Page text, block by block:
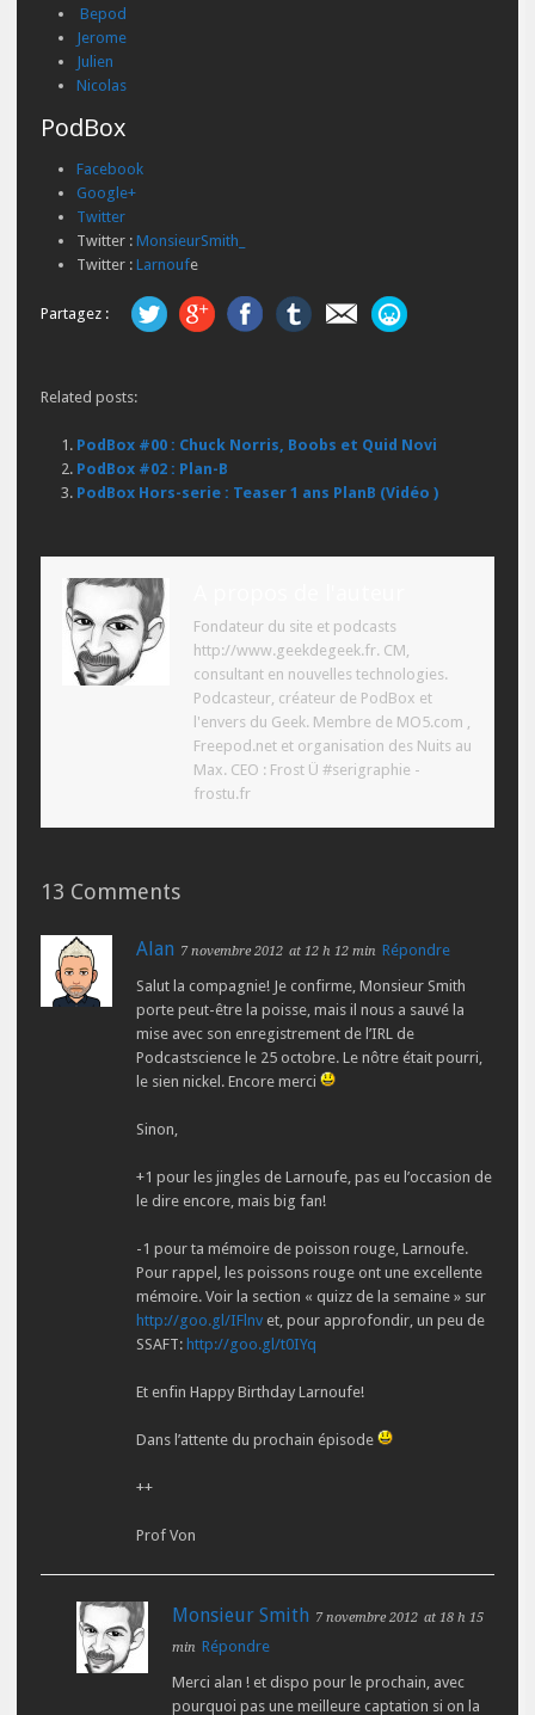
Bepod
Jerome
Julien
Nicolas
PodBox
Facebook
Google+
Twitter
Twitter : MonsieurSmith_
Twitter : Larnoufe
Partagez :
Related posts:
PodBox #00 : Chuck Norris, Boobs et Quid Novi
PodBox #02 : Plan-B
PodBox Hors-serie : Teaser 1 ans PlanB (Vidéo )
Fondateur du site et podcasts
http://www.geekdegeek.fr. CM,
consultant en nouvelles technologies.
Podcasteur, créateur de PodBox et
l'envers du Geek. Membre de MO5.com ,
Freepod.net et organisation des Nuits au
Max. CEO : Frost Ü #serigraphie -
frostu.fr
13 Comments
Alan 7 novembre 2012 at 12 h 12 min Répondre
Salut la compagnie! Je confirme, Monsieur Smith
porte peut-être la poisse, mais il nous a sauvé la
mise avec son enregistrement de l’IRL de
Podcastscience le 25 octobre. Le nôtre était pourri,
le sien nickel. Encore merci
Sinon,
+1 pour les jingles de Larnoufe, pas eu l’occasion de
le dire encore, mais big fan!
-1 pour ta mémoire de poisson rouge, Larnoufe.
Pour rappel, les poissons rouge ont une excellente
mémoire. Voir la section « quizz de la semaine » sur
http://goo.gl/IFlnv et, pour approfondir, un peu de
SSAFT: http://goo.gl/t0IYq
Et enfin Happy Birthday Larnoufe!
Dans l’attente du prochain épisode
++
Prof Von
Monsieur Smith 7 novembre 2012 at 18 h 15
min Répondre
Merci alan ! et dispo pour le prochain, avec
pourquoi pas une meilleure captation si on la